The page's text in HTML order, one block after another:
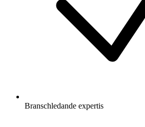
Branschledande expertis